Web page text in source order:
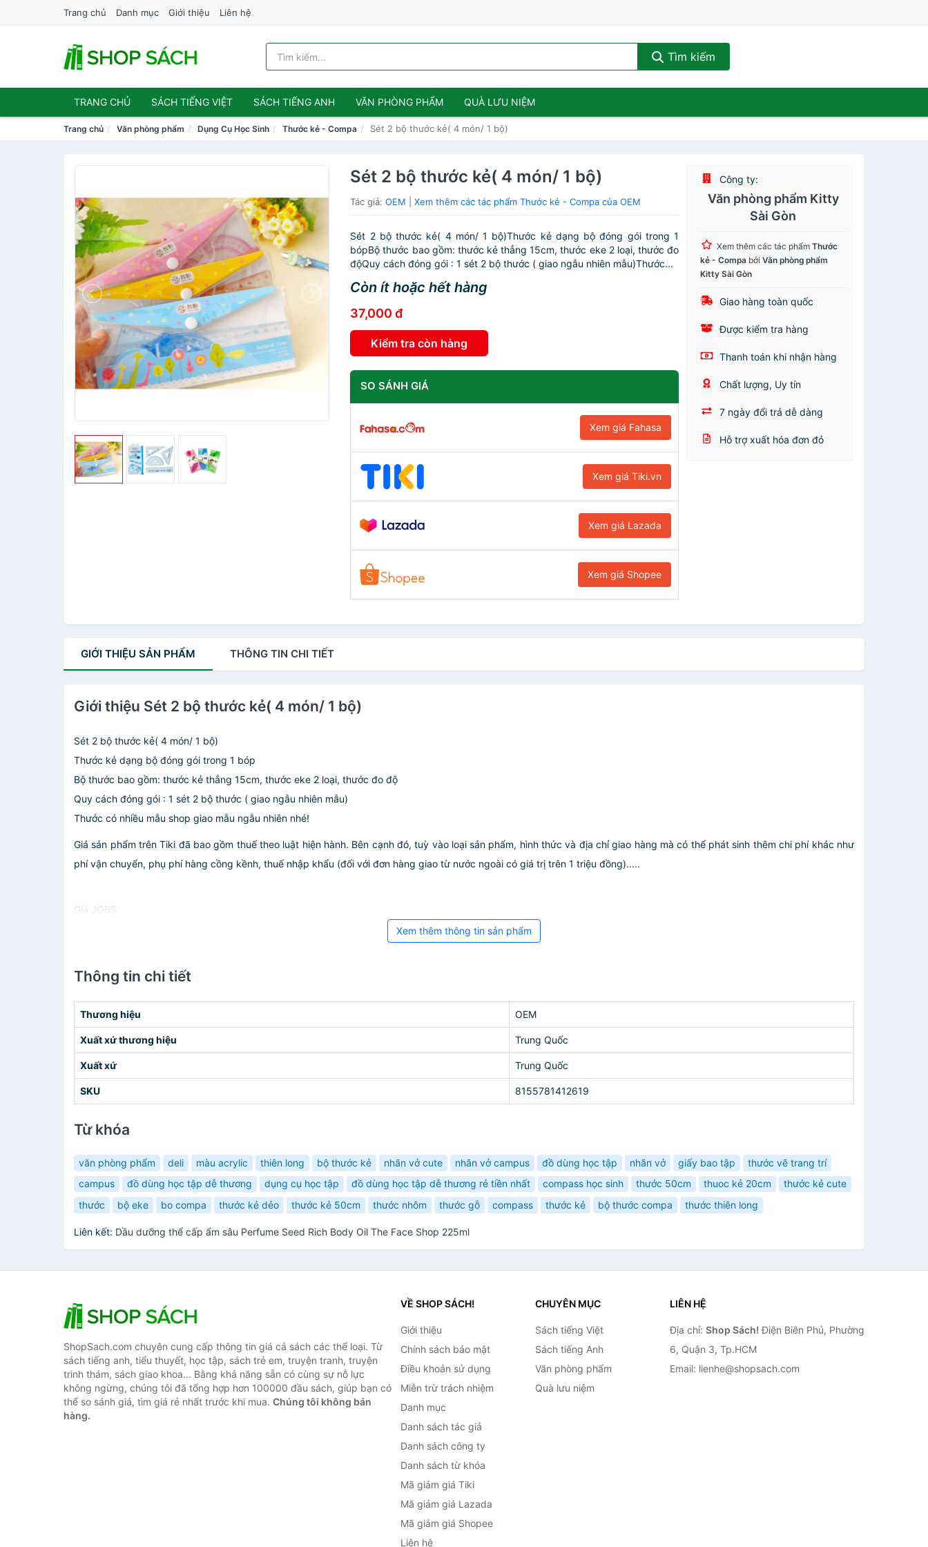
Trang chủ Danh mục Giới thiệu Liên hệ
Tìm kiếm
TRANG CHỦ SÁCH TIẾNG VIỆT SÁCH TIẾNG ANH VĂN PHÒNG PHẨM QUÀ LƯU NIỆM
Trang chủ Văn phòng phẩm Dụng Cụ Học Sinh Thước kẻ - Compa Sét 2 bộ thước kẻ( 4 món/ 1 bộ)
Sét 2 bộ thước kẻ( 4 món/ 1 bộ)
Tác giả:OEM |Xem thêm các tác phẩm Thước kẻ - Compa của OEM
Sét 2 bộ thước kẻ( 4 món/ 1 bộ)Thước kẻ dạng bộ đóng gói trong 1
bópBộ thước bao gồm: thước kẻ thẳng 15cm, thước eke 2 loại, thước đo
độQuy cách đóng gói : 1 sét 2 bộ thước ( giao ngẫu nhiên mẫu)Thước...
Còn ít hoặc hết hàng
37,000 đ
Kiểm tra còn hàng
SO SÁNH GIÁ
Xem giá Fahasa
Xem giá Tiki.vn
Xem giá Lazada
Xem giá Shopee
Công ty:
Văn phòng phẩm Kitty
Sài Gòn
Xem thêm các tác phẩmThước
kẻ - Compa bởiVăn phòng phẩm
Kitty Sài Gòn
Giao hàng toàn quốc
Được kiểm tra hàng
Thanh toán khi nhận hàng
Chất lượng, Uy tín
7 ngày đổi trả dễ dàng
Hỗ trợ xuất hóa đơn đỏ
GIỚI THIỆU SẢN PHẨM THÔNG TIN CHI TIẾT
Giới thiệu Sét 2 bộ thước kẻ( 4 món/ 1 bộ)
Sét 2 bộ thước kẻ( 4 món/ 1 bộ)
Thước kẻ dạng bộ đóng gói trong 1 bóp
Bộ thước bao gồm: thước kẻ thẳng 15cm, thước eke 2 loại, thước đo độ
Quy cách đóng gói : 1 sét 2 bộ thước ( giao ngẫu nhiên mẫu)
Thước có nhiều mẫu shop giao mẫu ngẫu nhiên nhé!
Giá sản phẩm trên Tiki đã bao gồm thuế theo luật hiện hành. Bên cạnh đó, tuỳ vào loại sản phẩm, hình thức và địa chỉ giao hàng mà có thể phát sinh thêm chi phí khác như
phí vận chuyển, phụ phí hàng cồng kềnh, thuế nhập khẩu (đối với đơn hàng giao từ nước ngoài có giá trị trên 1 triệu đồng).....
Giá JOBS
Xem thêm thông tin sản phẩm
Thông tin chi tiết
Thương hiệu OEM
Xuất xứ thương hiệu Trung Quốc
Xuất xứ Trung Quốc
SKU 8155781412619
Từ khóa
văn phòng phẩm deli màu acrylic thiên long bộ thước kẻ nhãn vở cute nhãn vở campus đồ dùng học tập nhãn vở giấy bao tập
thước vẽ trang trí
campus
đồ dùng học tập dễ thương dụng cụ học tập đồ dùng học tập dễ thương rẻ tiền nhất compass học sinh thước 50cm thuoc kẻ 20cm
thước kẻ cute
thước
bộ eke bo compa thước kẻ dẻo thước kẻ 50cm thước nhôm thước gỗ compass thước kẻ bộ thước compa thước thiên long
Liên kết: Dầu dưỡng thể cấp ẩm sâu Perfume Seed Rich Body Oil The Face Shop 225ml
ShopSach.com chuyên cung cấp thông tin giá cả sách các thể loại. Từ
sách tiếng anh, tiểu thuyết, học tập, sách trẻ em, truyện tranh, truyện
trinh thám, sách giao khoa... Bằng khả năng sẵn có cùng sự nỗ lực
không ngừng, chúng tôi đã tổng hợp hơn 100000 đầu sách, giúp bạn có
thể so sánh giá, tìm giá rẻ nhất trước khi mua. Chúng tôi không bán
hàng.
VỀ SHOP SÁCH!
Giới thiệu
Chính sách bảo mật
Điều khoản sử dụng
Miễn trừ trách nhiệm
Danh mục
Danh sách tác giả
Danh sách công ty
Danh sách từ khóa
Mã giảm giá Tiki
Mã giảm giá Lazada
Mã giảm giá Shopee
Liên hệ
CHUYÊN MỤC
Sách tiếng Việt
Sách tiếng Anh
Văn phòng phẩm
Quà lưu niệm
LIÊN HỆ
Địa chỉ: Shop Sách! Điện Biên Phủ, Phường
6, Quận 3, Tp.HCM
Email: lienhe@shopsach.com